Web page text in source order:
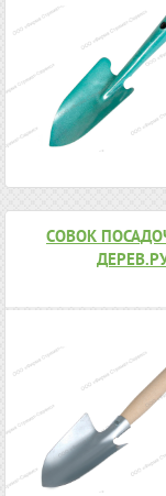
СОВОК